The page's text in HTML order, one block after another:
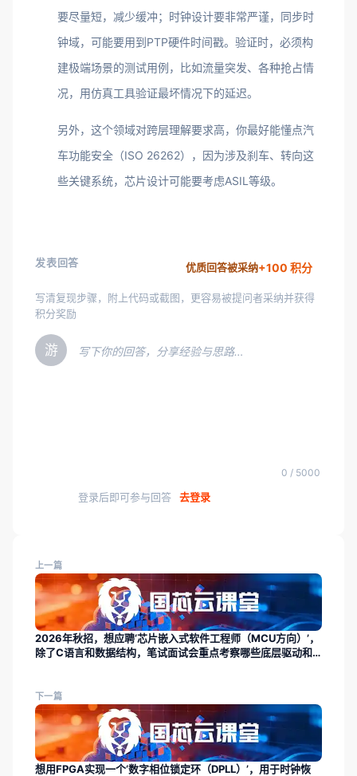
要尽量短，减少缓冲；时钟设计要非常严谨，同步时
钟域，可能要用到PTP硬件时间戳。验证时，必须构
建极端场景的测试用例，比如流量突发、各种抢占情
况，用仿真工具验证最坏情况下的延迟。
另外，这个领域对跨层理解要求高，你最好能懂点汽
车功能安全（ISO 26262），因为涉及刹车、转向这
些关键系统，芯片设计可能要考虑ASIL等级。
发表回答 优质回答被采纳+100 积分
写清复现步骤，附上代码或截图，更容易被提问者采纳并获得
积分奖励
游 写下你的回答，分享经验与思路…
0 / 5000
登录后即可参与回答 去登录
上一篇
2026年秋招，想应聘‘芯片嵌入式软件工程师（MCU方向）’，
除了C语言和数据结构，笔试面试会重点考察哪些底层驱动和
下一篇
想用FPGA实现一个‘数字相位锁定环（DPLL）’，用于时钟恢